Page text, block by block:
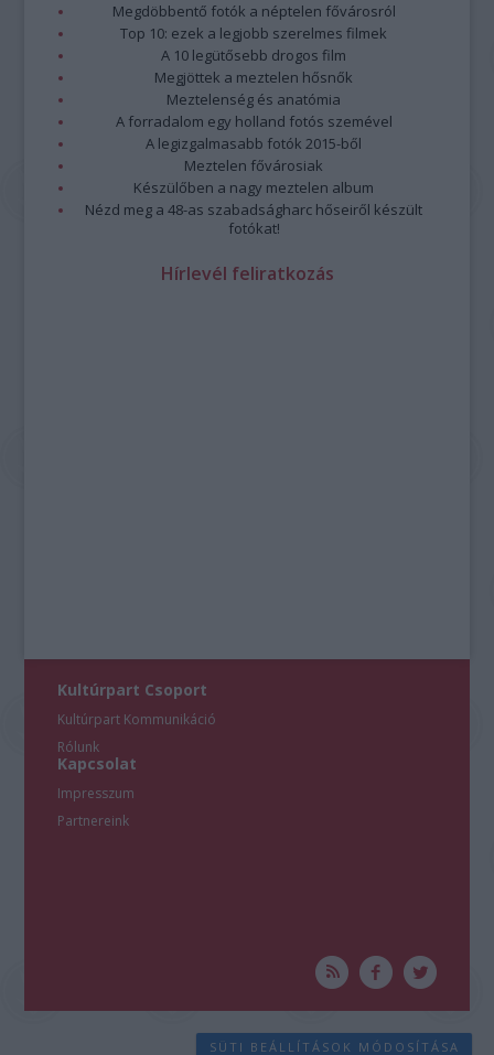
Megdöbbentő fotók a néptelen fővárosról
Top 10: ezek a legjobb szerelmes filmek
A 10 legütősebb drogos film
Megjöttek a meztelen hősnők
Meztelenség és anatómia
A forradalom egy holland fotós szemével
A legizgalmasabb fotók 2015-ből
Meztelen fővárosiak
Készülőben a nagy meztelen album
Nézd meg a 48-as szabadságharc hőseiről készült
fotókat!
Hírlevél feliratkozás
Kultúrpart Csoport
Kultúrpart Kommunikáció
Rólunk
Kapcsolat
Impresszum
Partnereink
SÜTI BEÁLLÍTÁSOK MÓDOSÍTÁSA